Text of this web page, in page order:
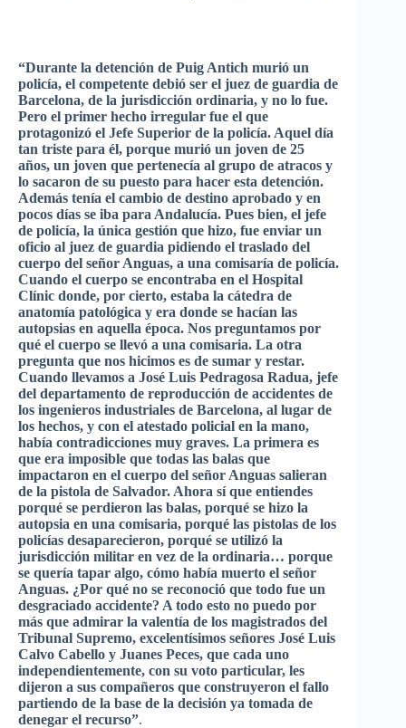
“Durante la detención de Puig Antich murió un
policía, el competente debió ser el juez de guardia de
Barcelona, de la jurisdicción ordinaria, y no lo fue.
Pero el primer hecho irregular fue el que
protagonizó el Jefe Superior de la policía. Aquel día
tan triste para él, porque murió un joven de 25
años, un joven que pertenecía al grupo de atracos y
lo sacaron de su puesto para hacer esta detención.
Además tenía el cambio de destino aprobado y en
pocos días se iba para Andalucía. Pues bien, el jefe
de policía, la única gestión que hizo, fue enviar un
oficio al juez de guardia pidiendo el traslado del
cuerpo del señor Anguas, a una comisaría de policía.
Cuando el cuerpo se encontraba en el Hospital
Clínic donde, por cierto, estaba la cátedra de
anatomía patológica y era donde se hacían las
autopsias en aquella época. Nos preguntamos por
qué el cuerpo se llevó a una comisaria. La otra
pregunta que nos hicimos es de sumar y restar.
Cuando llevamos a José Luis Pedragosa Radua, jefe
del departamento de reproducción de accidentes de
los ingenieros industriales de Barcelona, al lugar de
los hechos, y con el atestado policial en la mano,
había contradicciones muy graves. La primera es
que era imposible que todas las balas que
impactaron en el cuerpo del señor Anguas salieran
de la pistola de Salvador. Ahora sí que entiendes
porqué se perdieron las balas, porqué se hizo la
autopsia en una comisaria, porqué las pistolas de los
policías desaparecieron, porqué se utilizó la
jurisdicción militar en vez de la ordinaria… porque
se quería tapar algo, cómo había muerto el señor
Anguas. ¿Por qué no se reconoció que todo fue un
desgraciado accidente? A todo esto no puedo por
más que admirar la valentía de los magistrados del
Tribunal Supremo, excelentísimos señores José Luis
Calvo Cabello y Juanes Peces, que cada uno
independientemente, con su voto particular, les
dijeron a sus compañeros que construyeron el fallo
partiendo de la base de la decisión ya tomada de
denegar el recurso”.